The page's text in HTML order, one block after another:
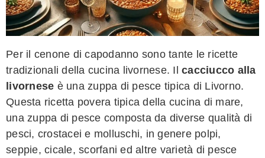
Per il cenone di capodanno sono tante le ricette
tradizionali della cucina livornese. Il cacciucco alla
livornese è una zuppa di pesce tipica di Livorno.
Questa ricetta povera tipica della cucina di mare,
una zuppa di pesce composta da diverse qualità di
pesci, crostacei e molluschi, in genere polpi,
seppie, cicale, scorfani ed altre varietà di pesce